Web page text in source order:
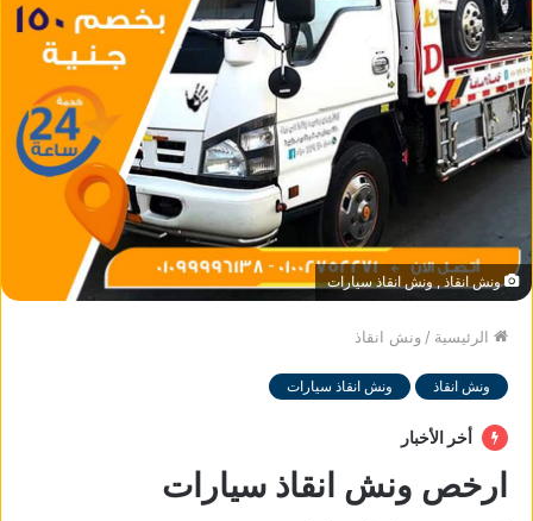
ونش انقاذ , ونش انقاذ سيارات
الرئيسية / ونش انقاذ
ونش انقاذ ونش انقاذ سيارات
أخر الأخبار
ارخص ونش انقاذ سيارات